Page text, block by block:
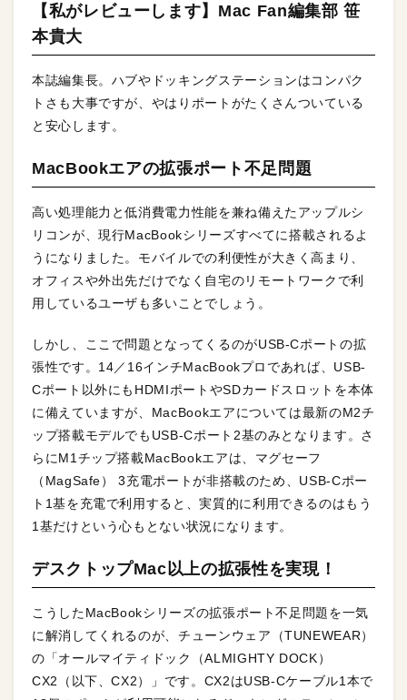
【私がレビューします】Mac Fan編集部 笹
本貴大
本誌編集長。ハブやドッキングステーションはコンパク
トさも大事ですが、やはりポートがたくさんついている
と安心します。
MacBookエアの拡張ポート不足問題
高い処理能力と低消費電力性能を兼ね備えたアップルシ
リコンが、現行MacBookシリーズすべてに搭載されるよ
うになりました。モバイルでの利便性が大きく高まり、
オフィスや外出先だけでなく自宅のリモートワークで利
用しているユーザも多いことでしょう。
しかし、ここで問題となってくるのがUSB-Cポートの拡
張性です。14／16インチMacBookプロであれば、USB-
Cポート以外にもHDMIポートやSDカードスロットを本体
に備えていますが、MacBookエアについては最新のM2チ
ップ搭載モデルでもUSB-Cポート2基のみとなります。さ
らにM1チップ搭載MacBookエアは、マグセーフ
（MagSafe） 3充電ポートが非搭載のため、USB-Cポー
ト1基を充電で利用すると、実質的に利用できるのはもう
1基だけという心もとない状況になります。
デスクトップMac以上の拡張性を実現！
こうしたMacBookシリーズの拡張ポート不足問題を一気
に解消してくれるのが、チューンウェア（TUNEWEAR）
の「オールマイティドック（ALMIGHTY DOCK）
CX2（以下、CX2）」です。CX2はUSB-Cケーブル1本で